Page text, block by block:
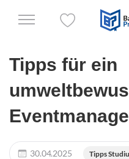
Tipps für ein
30.04.2025 Tipps